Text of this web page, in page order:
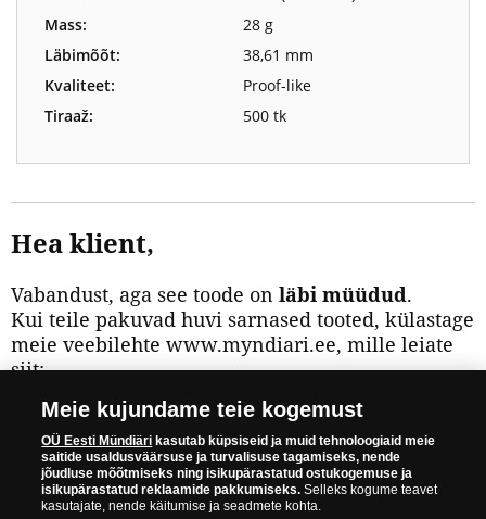
Mass:
28 g
Läbimõõt:
38,61 mm
Kvaliteet:
Proof-like
Tiraaž:
500 tk
Hea klient,
Vabandust, aga see toode on läbi müüdud.
Kui teile pakuvad huvi sarnased tooted, külastage
meie veebilehte www.myndiari.ee, mille leiate
siit:
VAADAKE VEEL PAKKUMISI
WWW.MYNDIARI.EE
Meie kujundame teie kogemust
OÜ Eesti Mündiäri kasutab küpsiseid ja muid tehnoloogiaid meie
saitide usaldusväärsuse ja turvalisuse tagamiseks, nende
jõudluse mõõtmiseks ning isikupärastatud ostukogemuse ja
isikupärastatud reklaamide pakkumiseks. Selleks kogume teavet
kasutajate, nende käitumise ja seadmete kohta.